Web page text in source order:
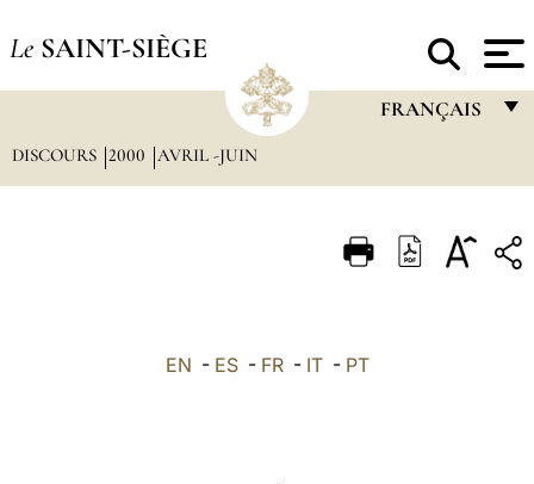
Le SAINT-SIÈGE
FRANÇAIS
ITALIANO
DISCOURS 2000 AVRIL -JUIN
EN - ES- FR- IT- PT